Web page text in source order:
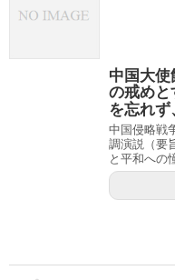
中国大
の戒め
を忘れず
中国侵略戦
調演説（要
と平和への